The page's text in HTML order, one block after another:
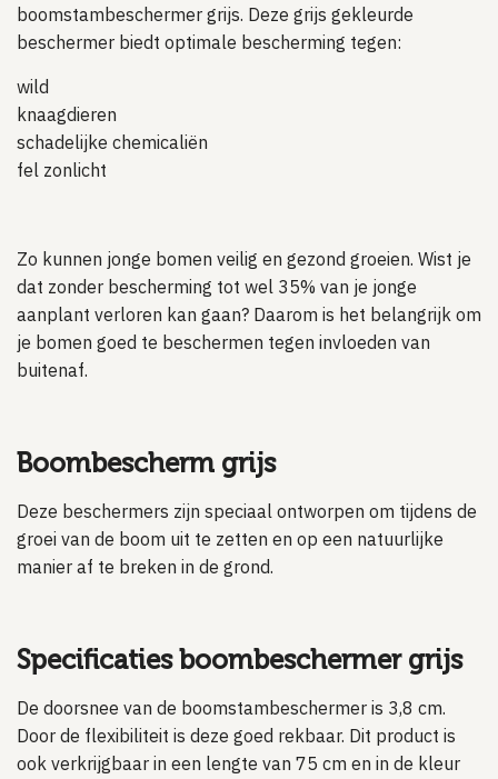
boomstambeschermer grijs. Deze grijs gekleurde
beschermer biedt optimale bescherming tegen:
wild
knaagdieren
schadelijke chemicaliën
fel zonlicht
Zo kunnen jonge bomen veilig en gezond groeien. Wist je
dat zonder bescherming tot wel 35% van je jonge
aanplant verloren kan gaan? Daarom is het belangrijk om
je bomen goed te beschermen tegen invloeden van
buitenaf.
Boombescherm grijs
Deze beschermers zijn speciaal ontworpen om tijdens de
groei van de boom uit te zetten en op een natuurlijke
manier af te breken in de grond.
Specificaties boombeschermer grijs
De doorsnee van de boomstambeschermer is 3,8 cm.
Door de flexibiliteit is deze goed rekbaar. Dit product is
ook verkrijgbaar in een lengte van 75 cm en in de kleur